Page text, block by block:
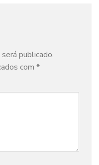
publicado.
com *